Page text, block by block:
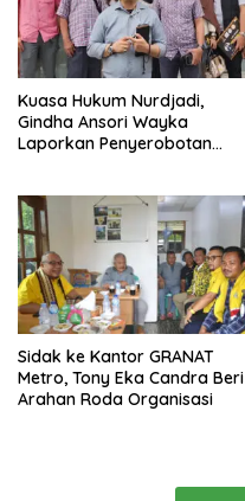
Kuasa Hukum Nurdjadi,
Gindha Ansori Wayka
Laporkan Penyerobotan
‎Sidak ke Kantor GRANAT
Metro, Tony Eka Candra Beri
Arahan Roda Organisasi